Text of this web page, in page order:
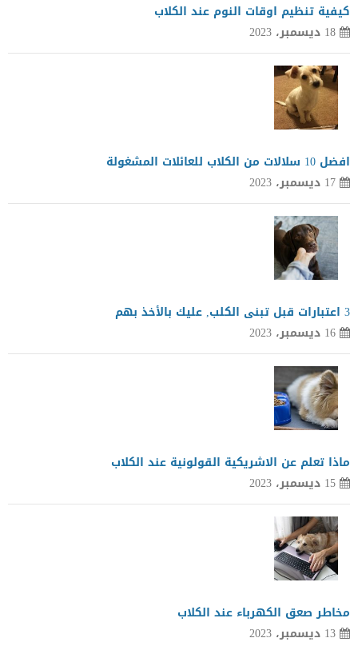
كيفية تنظيم اوقات النوم عند الكلاب
18 ديسمبر، 2023
افضل 10 سلالات من الكلاب للعائلات المشغولة
17 ديسمبر، 2023
3 اعتبارات قبل تبنى الكلب, عليك بالأخذ بهم
16 ديسمبر، 2023
ماذا تعلم عن الاشريكية القولونية عند الكلاب
15 ديسمبر، 2023
مخاطر صعق الكهرباء عند الكلاب
13 ديسمبر، 2023